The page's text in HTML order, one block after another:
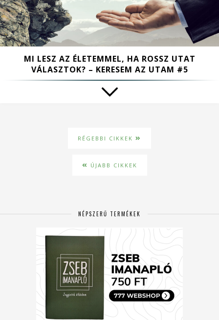
MI LESZ AZ ÉLETEMMEL, HA ROSSZ UTAT
VÁLASZTOK? – KERESEM AZ UTAM #5
RÉGEBBI CIKKEK
ÚJABB CIKKEK
NÉPSZERŰ TERMÉKEK